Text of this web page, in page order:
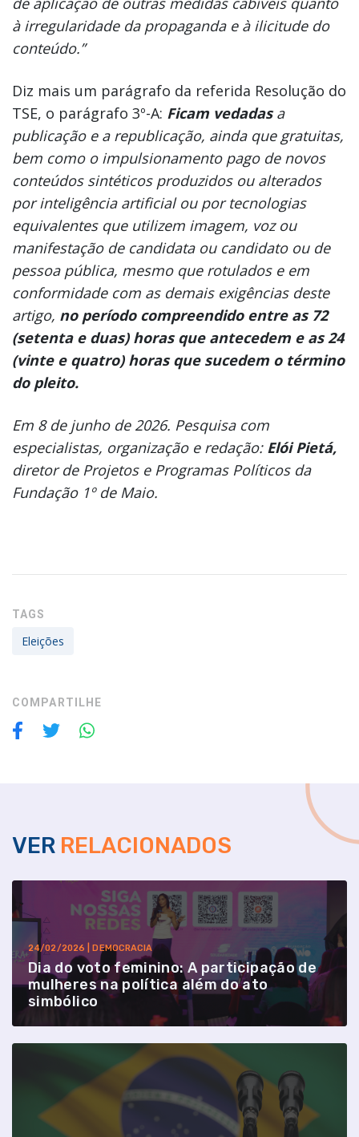
à irregularidade da propaganda e à ilicitude do
conteúdo.”
Diz mais um parágrafo da referida Resolução do
TSE, o parágrafo 3º-A: Ficam vedadasa
publicação e a republicação, ainda que gratuitas,
bem como o impulsionamento pago de novos
conteúdos sintéticos produzidos ou alterados
por inteligência artificial ou por tecnologias
equivalentes que utilizem imagem, voz ou
manifestação de candidata ou candidato ou de
pessoa pública, mesmo que rotulados e em
conformidade com as demais exigências deste
artigo, no período compreendido entre as 72
(setenta e duas) horas que antecedem e as 24
(vinte e quatro) horas que sucedem o término
do pleito.
Em 8 de junho de 2026. Pesquisa com
especialistas, organização e redação: Elói Pietá,
diretor de Projetos e Programas Políticos da
Fundação 1º de Maio.
TAGS
Eleições
COMPARTILHE
VER RELACIONADOS
24/02/2026 | DEMOCRACIA
Dia do voto feminino: A participação de
mulheres na política além do ato
simbólico